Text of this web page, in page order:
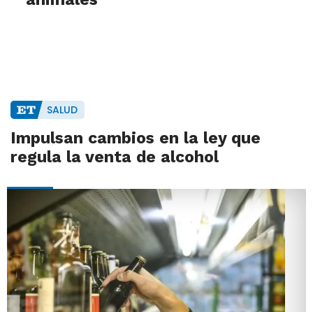
SALUD
Impulsan cambios en la ley que
regula la venta de alcohol